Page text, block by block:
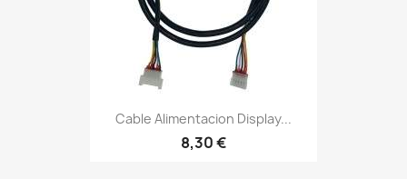
Cable Alimentacion Display...
8,30 €